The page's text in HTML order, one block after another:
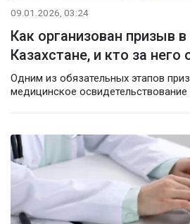
09.01.2026, 03:24
Как организован призыв
Казахстане, и кто за него
Одним из обязательных этапов
медицинское освидетельствование